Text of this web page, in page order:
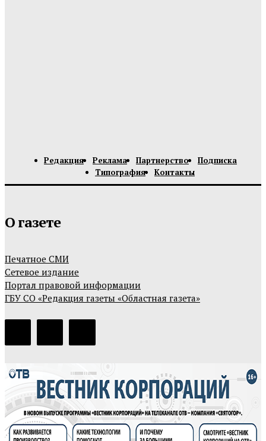
Редакция Реклама Партнерство
Подписка
Типография
Контакты
О газете
Печатное СМИ
Сетевое издание
Портал правовой информации
ГБУ СО «Редакция газеты «Областная газета»